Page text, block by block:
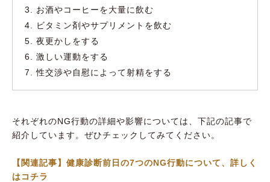
お酒やコーヒーを大量に飲む
ビタミン剤やサプリメントを飲む
夜更かしをする
激しい運動をする
性交渉や自慰によって射精をする
それぞれのNG行動の詳細や影響については、下記の記事で
紹介しています。ぜひチェックしてみてください。
【関連記事】健康診断前日の7つのNG行動について、詳しく
はコチラ